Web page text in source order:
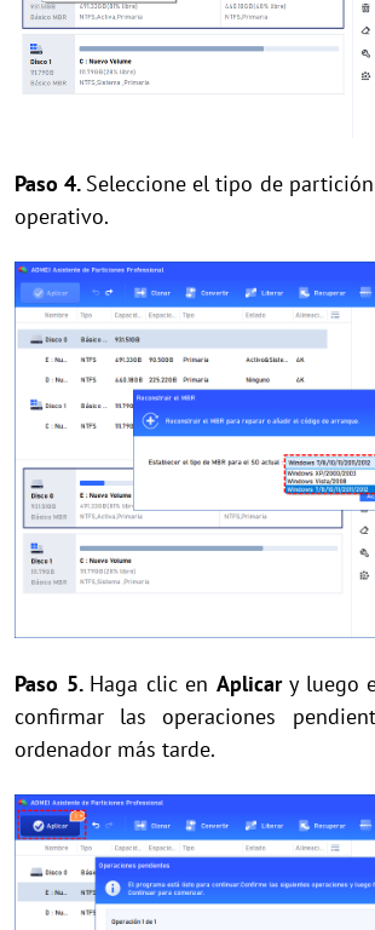
Paso 4. Seleccione el tipo de
operativo.
Paso 5. Haga clic en Aplicary luego
confirmar las operaciones
ordenador más tarde.